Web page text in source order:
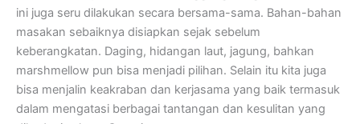
ini juga seru dilakukan secara bersama-sama. Bahan-bahan
masakan sebaiknya disiapkan sejak sebelum
keberangkatan. Daging, hidangan laut, jagung, bahkan
marshmellow pun bisa menjadi pilihan. Selain itu kita juga
bisa menjalin keakraban dan kerjasama yang baik termasuk
dalam mengatasi berbagai tantangan dan kesulitan yang